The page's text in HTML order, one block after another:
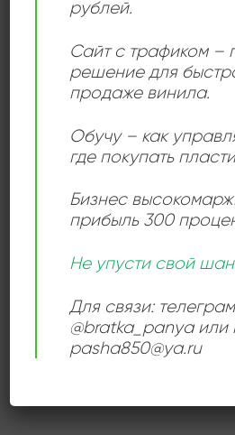
ИНФОРМАЦИЯ
Номер по каталогу:
ОПИСАНИЕ
рублей.
Сайт с трафиком –
решение для
продаже винила.
Обучу – как
где покупать
Бизнес
прибыль 300
Не упусти свой
Для связи:
@bratka_panya или
pasha850@ya.ru